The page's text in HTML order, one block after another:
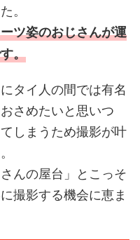
。
ツ姿のおじさんが運
。
タイ人の間では有名
さめたいと思いつ
しまうため撮影が叶
んの屋台」とこっそ
撮影する機会に恵ま